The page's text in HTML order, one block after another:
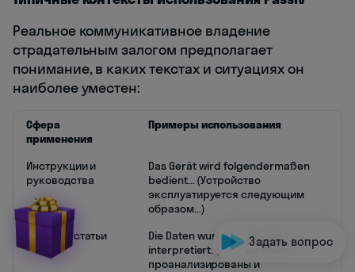
Реальное коммуникативное владение
страдательным залогом предполагает
понимание, в каких текстах и ситуациях он
наиболее уместен:
Сфера
применения
Примеры использования
Инструкции и
руководства
Das Gerät wird folgendermaßen
bedient... (Устройство
эксплуатируется следующим
образом...)
Научные статьи
Die Daten wurden analysiert und
interpretiert. (Данные были
проанализированы и
Задать вопрос